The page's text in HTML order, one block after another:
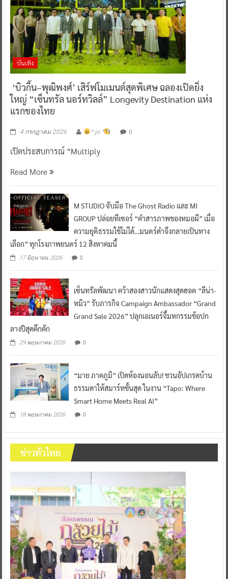
บันเทิง
‘บิวกิ้น–พุฒิพงศ์’ เสิร์ฟโมเมนต์สุดพิเศษ ฉลองเปิดยิ่ง
ใหญ่ “เซ็นทรัล นอร์ทวิลล์” Longevity Destination แห่ง
แรกของไทย
4 กรกฎาคม 2026 ^ jo ^ 0
เปิดประสบการณ์ “Multiply
Read More
M STUDIO จับมือ The Ghost Radio และ MI
GROUP ปล่อยทีเซอร์ “คำสารภาพของหมอผี” เมื่อ
ความยุติธรรมใช้ไม่ได้…มนตร์ดำจึงกลายเป็นทาง
เลือก” ทุกโรงภาพยนตร์ 12 สิงหาคมนี้
17 มิถุนายน 2026 0
เซ็นทรัลพัฒนา คว้าสองสาวนักแสดงสุดฮอต “ลีน่า-
หมิว” รับภารกิจ Campaign Ambassador “Grand
Grand Sale 2026” ปลุกเอเนอร์จี้มหกรรมช้อปก
ลางปีสุดคึกคัก
29 พฤษภาคม 2026 0
“มาย ภาคภูมิ” เปิดห้องนอนลับ! ชวนอัปเกรดบ้าน
ธรรมดาให้สมาร์ทขั้นสุด ในงาน “Tapo: Where
Smart Home Meets Real AI”
18 พฤษภาคม 2026 0
ข่าวทั่วไทย